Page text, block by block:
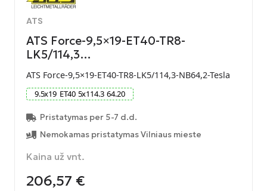
ATS
ATS Force-9,5×19-ET40-TR8-
LK5/114,3…
ATS Force-9,5×19-ET40-TR8-LK5/114,3-NB64,2-Tesla
9.5x19 ET40 5x114.3 64.20
Pristatymas per 5-7 d.d.
Nemokamas pristatymas Vilniaus mieste
Kaina už vnt.
206,57 €